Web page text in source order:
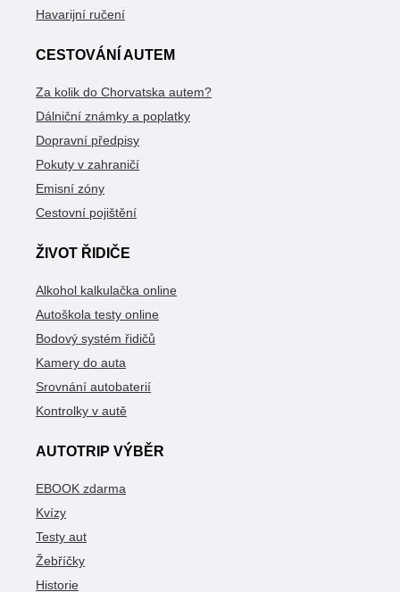
Havarijní ručení
CESTOVÁNÍ AUTEM
Za kolik do Chorvatska autem?
Dálniční známky a poplatky
Dopravní předpisy
Pokuty v zahraničí
Emisní zóny
Cestovní pojištění
ŽIVOT ŘIDIČE
Alkohol kalkulačka online
Autoškola testy online
Bodový systém řidičů
Kamery do auta
Srovnání autobaterií
Kontrolky v autě
AUTOTRIP VÝBĚR
EBOOK zdarma
Kvízy
Testy aut
Žebříčky
Historie